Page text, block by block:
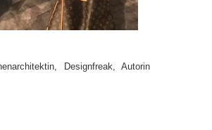
Designfreak, Autorin